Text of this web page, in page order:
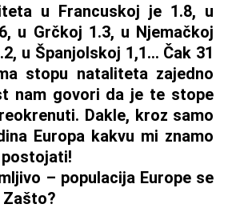
u Francuskoj je 1.8, u
u Grčkoj 1.3, u Njemačkoj
u Španjolskoj 1,1… Čak 31
stopu nataliteta zajedno
nam govori da je te stope
Dakle, kroz samo
Europa kakvu mi znamo
– populacija Europe se
Zašto?